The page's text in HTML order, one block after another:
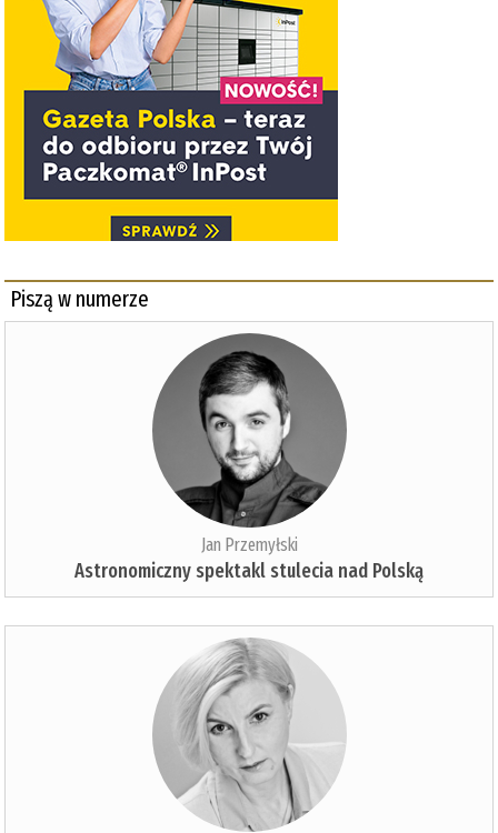
Piszą w numerze
Jan Przemyłski
Astronomiczny spektakl stulecia nad Polską